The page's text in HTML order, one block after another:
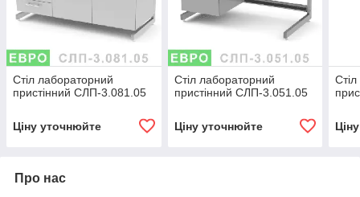
Стіл лабораторний
пристінний СЛП-3.081.05
Ціну уточнюйте
Стіл лабораторний
пристінний СЛП-3.051.05
Ціну уточнюйте
Про нас